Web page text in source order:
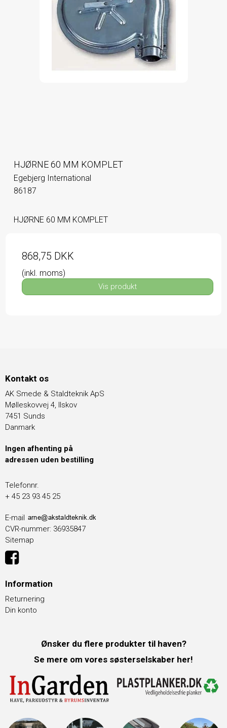
HJØRNE 60 MM KOMPLET
Egebjerg International
86187
HJØRNE 60 MM KOMPLET
868,75 DKK
(inkl. moms)
Vis produkt
Kontakt os
AK Smede & Staldteknik ApS
Mølleskovvej 4, Ilskov
7451 Sunds
Danmark
Ingen afhenting på
adressen uden bestilling
Telefonnr.
+ 45 23 93 45 25
E-mail
CVR-nummer: 36935847
Sitemap
Information
Returnering
Din konto
Ønsker du flere produkter til haven?
Se mere om vores søsterselskaber her!